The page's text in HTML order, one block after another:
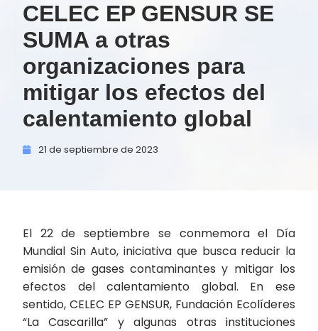
CELEC EP GENSUR SE
SUMA a otras
organizaciones para
mitigar los efectos del
calentamiento global
21 de septiembre de 2023
El 22 de septiembre se conmemora el Día
Mundial Sin Auto, iniciativa que busca reducir la
emisión de gases contaminantes y mitigar los
efectos del calentamiento global. En ese
sentido, CELEC EP GENSUR, Fundación Ecolíderes
“La Cascarilla” y algunas otras instituciones